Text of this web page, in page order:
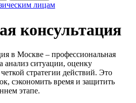
лицам
консультация
в Москве – профессиональная
анализ ситуации, оценку
стратегии действий. Это
сэкономить время и защитить
этапе.